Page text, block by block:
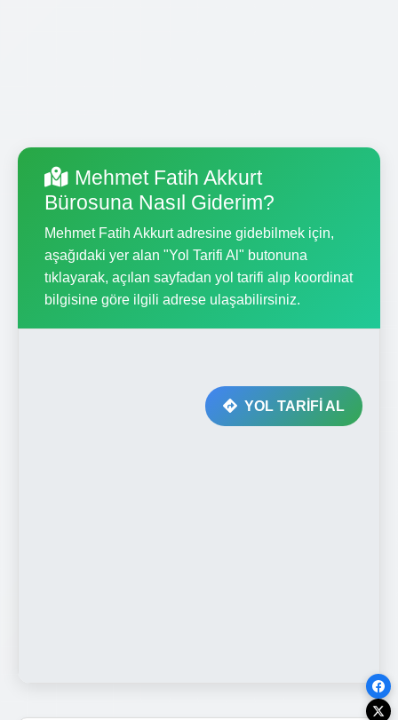
Mehmet Fatih Akkurt
Bürosuna Nasıl Giderim?
Mehmet Fatih Akkurt adresine gidebilmek için,
aşağıdaki yer alan "Yol Tarifi Al" butonuna
tıklayarak, açılan sayfadan yol tarifi alıp koordinat
bilgisine göre ilgili adrese ulaşabilirsiniz.
YOL TARİFİ AL